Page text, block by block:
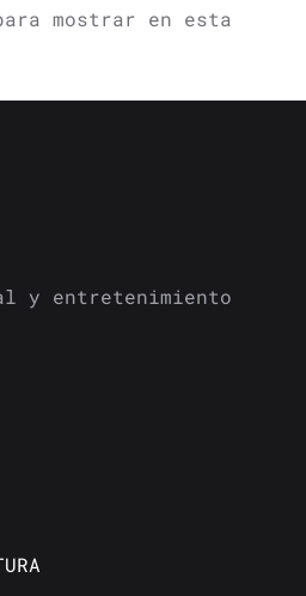
mostrar en esta
y entretenimiento